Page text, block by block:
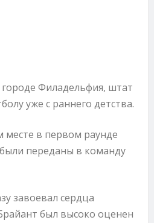
городе Филадельфия, штат
уже с раннего детства.
месте в первом раунде
переданы в команду
завоевал сердца
был высоко оценен